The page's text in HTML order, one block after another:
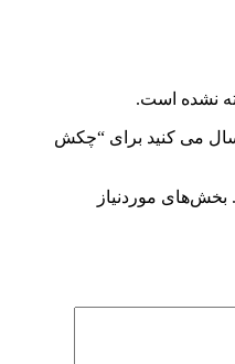
نشده است.
می کنید برای “چکش
بخش‌های موردنیاز